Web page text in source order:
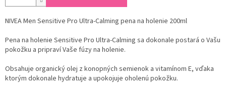
NIVEA Men Sensitive Pro Ultra-Calming pena na holenie 200ml
Pena na holenie Sensitive Pro Ultra-Calming sa dokonale postará o Vašu
pokožku a pripraví Vaše fúzy na holenie.
Obsahuje organický olej z konopných semienok a vitamínom E, vďaka
ktorým dokonale hydratuje a upokojuje oholenú pokožku.